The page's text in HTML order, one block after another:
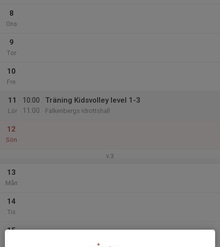
8
Ons
9
Tor
10
Fre
11
Lör
10:00
11:00
Träning Kidsvolley level 1-3
Falkenbergs Idrottshall
12
Sön
v.3
13
Mån
14
Tis
15